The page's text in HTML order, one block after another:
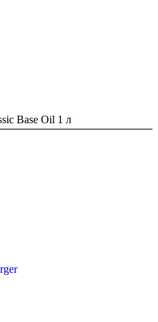
Base Oil 1 л